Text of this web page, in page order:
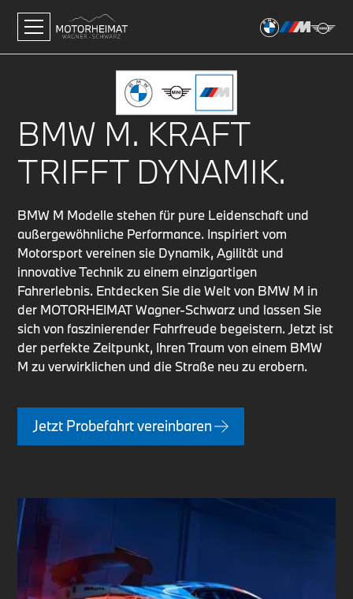
BMW M. KRAFT
TRIFFT DYNAMIK.
BMW M Modelle stehen für pure Leidenschaft und
außergewöhnliche Performance. Inspiriert vom
Motorsport vereinen sie Dynamik, Agilität und
innovative Technik zu einem einzigartigen
Fahrerlebnis. Entdecken Sie die Welt von BMW M in
der MOTORHEIMAT Wagner-Schwarz und lassen Sie
sich von faszinierender Fahrfreude begeistern. Jetzt ist
der perfekte Zeitpunkt, Ihren Traum von einem BMW
M zu verwirklichen und die Straße neu zu erobern.
Jetzt Probefahrt vereinbaren